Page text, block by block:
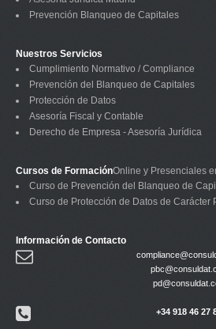
Prevención Blanqueo de Capitales
Nuestros Servicios
Cumplimiento Normativo / Compliance
Prevención del Blanqueo de Capitales
Protección de Datos
Asesoría Fiscal y Contable
Derecho de Empresa - Asesoría Jurídica
Cursos de FormaciónOnline y Presenciales
Curso de Prevención del Blanqueo de
Curso de Protección de Datos de Carácter
Información de Contacto
+34 918 46 27